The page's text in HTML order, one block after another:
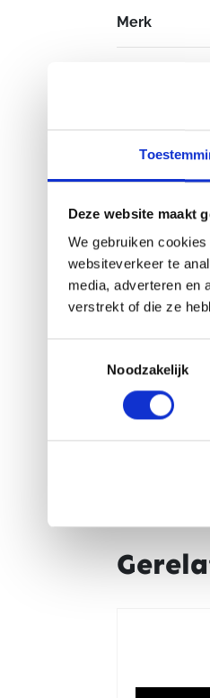
Deze website maakt
We gebruiken
websiteverkeer te
media, adverteren en
verstrekt of die ze
Noodzakelijk
Merk